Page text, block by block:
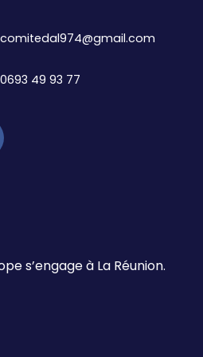
comitedal974@gmail.com
0693 49 93 77
s’engage à La Réunion.